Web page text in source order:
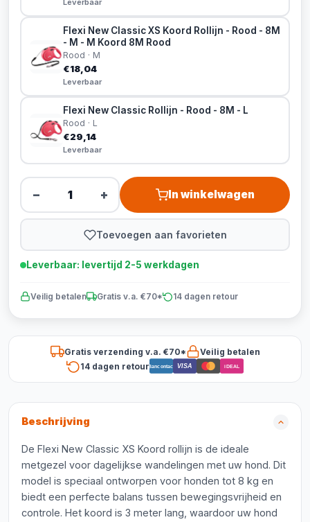
Leverbaar
Flexi New Classic XS Koord Rollijn - Rood - 8M
- M - M Koord 8M Rood
Rood · M
€18,04
Leverbaar
Flexi New Classic Rollijn - Rood - 8M - L
Rood · L
€29,14
Leverbaar
− + In winkelwagen
Toevoegen aan favorieten
Leverbaar: levertijd 2-5 werkdagen
Veilig betalen Gratis v.a. €70* 14 dagen retour
Gratis verzending v.a. €70*
Veilig betalen
14 dagen retourBancontact VISA iDEAL
Beschrijving
De Flexi New Classic XS Koord rollijn is de ideale
metgezel voor dagelijkse wandelingen met uw hond. Dit
model is speciaal ontworpen voor honden tot 8 kg en
biedt een perfecte balans tussen bewegingsvrijheid en
controle. Het koord is 3 meter lang, waardoor uw hond